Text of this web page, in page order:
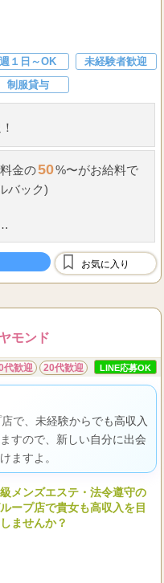
週１日～OK
未経験者歓迎
制服貸与
金の50%〜がお給料で
バック)
お気に入り
モンド
代歓迎 20代歓迎 LINE応募OK
で、未経験からでも高収入
すので、新しい自分に出会
ますよ。
メンズエステ・法令遵守の
ープ店で貴女も高収入を目
ませんか？